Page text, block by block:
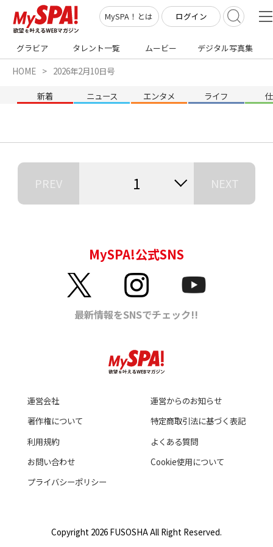
MySPA！とは ログイン
グラビア タレント一覧 ムービー デジタル写真集
HOME 2026年2月10日号
新着 ニュース エンタメ ライフ
PREV 1 NEXT
運営会社
運営からのお知らせ
著作権について
特定商取引法に基づく表記
利用規約
よくある質問
お問い合わせ
Cookie使用について
プライバシーポリシー
Copyright 2026 FUSOSHA All Right Reserved.